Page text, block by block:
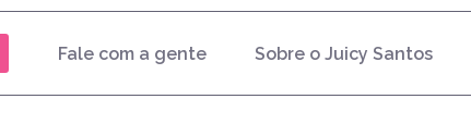
Fale com a gente Sobre o Juicy Santos